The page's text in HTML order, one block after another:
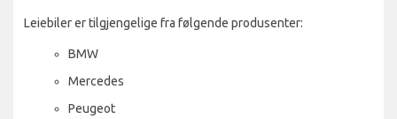
Leiebiler er tilgjengelige fra følgende produsenter:
BMW
Mercedes
Peugeot